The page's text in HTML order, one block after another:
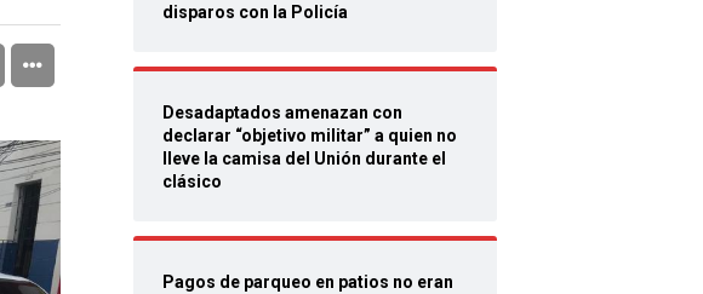
disparos con la Policía
Desadaptados amenazan con
declarar “objetivo militar” a quien no
lleve la camisa del Unión durante el
clásico
Pagos de parqueo en patios no eran